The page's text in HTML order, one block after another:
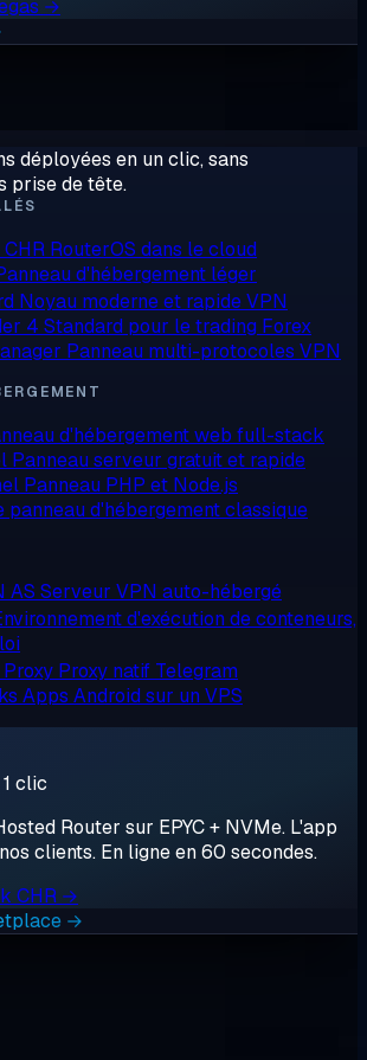
→
déployées en un clic, sans
prise de tête.
RouterOS dans le cloud
d'hébergement léger
Noyau moderne et rapide VPN
4 Standard pour le trading Forex
Panneau multi-protocoles VPN
d'hébergement web full-stack
Panneau serveur gratuit et rapide
Panneau PHP et Node.js
panneau d'hébergement classique
AS Serveur VPN auto-hébergé
d'exécution de conteneurs,
Proxy natif Telegram
Apps Android sur un VPS
clic
Router sur EPYC + NVMe. L'app
clients. En ligne en 60 secondes.
CHR →
→